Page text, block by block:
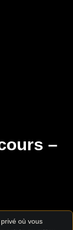
–
où vous